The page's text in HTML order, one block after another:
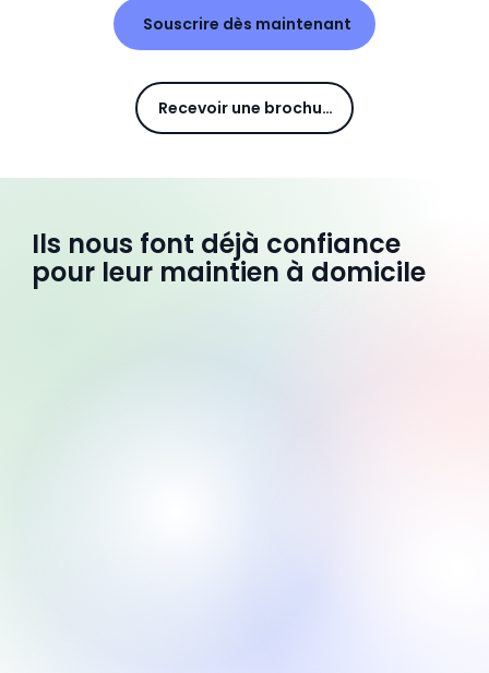
Souscrire dès maintenant
Recevoir une brochure
Ils nous font déjà confiance
pour leur maintien à domicile